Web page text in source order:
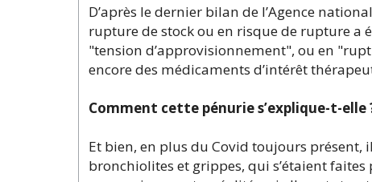
D’après le dernier bilan de l’Agence
rupture de stock ou en risque de rupture a
"tension d’approvisionnement", ou en
encore des médicaments d’intérêt
Comment cette pénurie s’explique-t-elle
Et bien, en plus du Covid toujours présent,
bronchiolites et grippes, qui s’étaient